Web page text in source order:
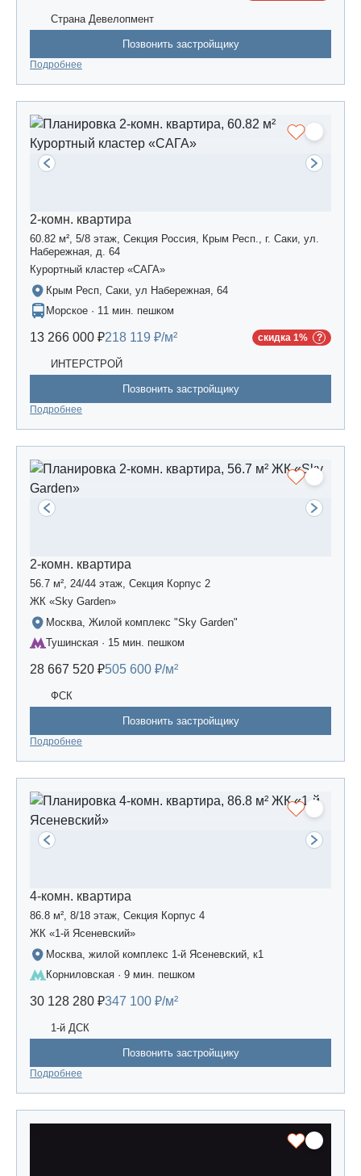
Страна Девелопмент
Позвонить застройщику
Подробнее
2-комн. квартира
60.82 м², 5/8 этаж, Секция Россия, Крым Респ., г. Саки, ул.
Набережная, д. 64
Курортный кластер «САГА»
Крым Респ, Саки, ул Набережная, 64
Морское · 11 мин. пешком
13 266 000 ₽218 119 ₽/м² скидка 1%
ИНТЕРСТРОЙ
Позвонить застройщику
Подробнее
2-комн. квартира
56.7 м², 24/44 этаж, Секция Корпус 2
ЖК «Sky Garden»
Москва, Жилой комплекс "Sky Garden"
Тушинская · 15 мин. пешком
28 667 520 ₽505 600 ₽/м²
ФСК
Позвонить застройщику
Подробнее
4-комн. квартира
86.8 м², 8/18 этаж, Секция Корпус 4
ЖК «1-й Ясеневский»
Москва, жилой комплекс 1-й Ясеневский, к1
Корниловская · 9 мин. пешком
30 128 280 ₽347 100 ₽/м²
1-й ДСК
Позвонить застройщику
Подробнее